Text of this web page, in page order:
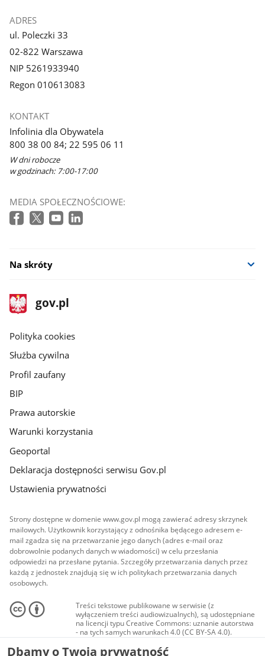
ADRES
ul. Poleczki 33
02-822 Warszawa
NIP 5261933940
Regon 010613083
KONTAKT
Infolinia dla Obywatela
800 38 00 84; 22 595 06 11
W dni robocze
w godzinach: 7:00-17:00
MEDIA SPOŁECZNOŚCIOWE:
Na skróty
stopka
gov.pl
Strona
gov.pl
gov.pl
Polityka cookies
Służba cywilna
Profil zaufany
BIP
Prawa autorskie
Warunki korzystania
Geoportal
Deklaracja dostępności serwisu Gov.pl
Ustawienia prywatności
Strony dostępne w domenie www.gov.pl mogą zawierać adresy skrzynek
mailowych. Użytkownik korzystający z odnośnika będącego adresem e-
mail zgadza się na przetwarzanie jego danych (adres e-mail oraz
dobrowolnie podanych danych w wiadomości) w celu przesłania
odpowiedzi na przesłane pytania. Szczegóły przetwarzania danych przez
każdą z jednostek znajdują się w ich politykach przetwarzania danych
osobowych.
Treści tekstowe publikowane w serwisie (z
wyłączeniem treści audiowizualnych), są udostępniane
na licencji typu Creative Commons: uznanie autorstwa
- na tych samych warunkach 4.0 (CC BY-SA 4.0).
Materiały audiowizualne, w tym zdjęcia, materiały
audio i wideo, są udostępniane na licencji typu
Dbamy o Twoją prywatność